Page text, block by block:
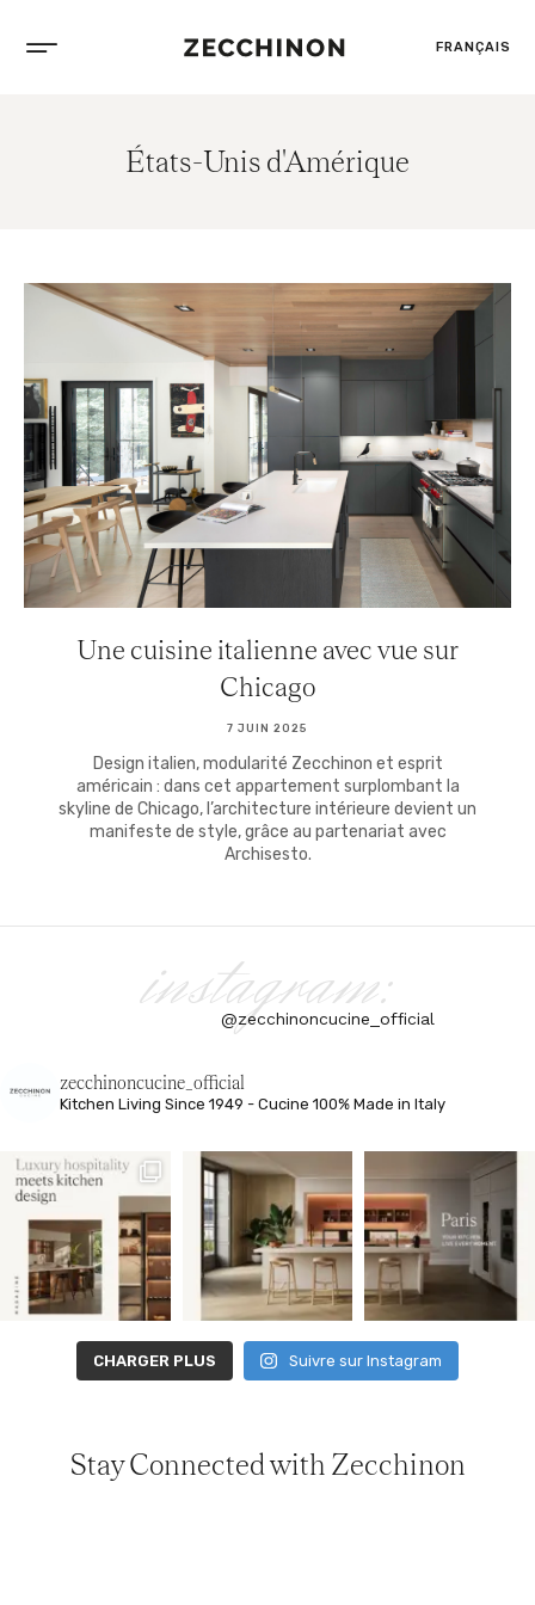
FRANÇAIS
États-Unis d'Amérique
Une cuisine italienne avec vue sur
Chicago
7 JUIN 2025
Design italien, modularité Zecchinon et esprit
américain : dans cet appartement surplombant la
skyline de Chicago, l’architecture intérieure devient un
manifeste de style, grâce au partenariat avec
Archisesto.
instagram:
@zecchinoncucine_official
zecchinoncucine_official
Kitchen Living Since 1949 - Cucine 100% Made in Italy
CHARGER PLUS Suivre sur Instagram
Stay Connected with Zecchinon